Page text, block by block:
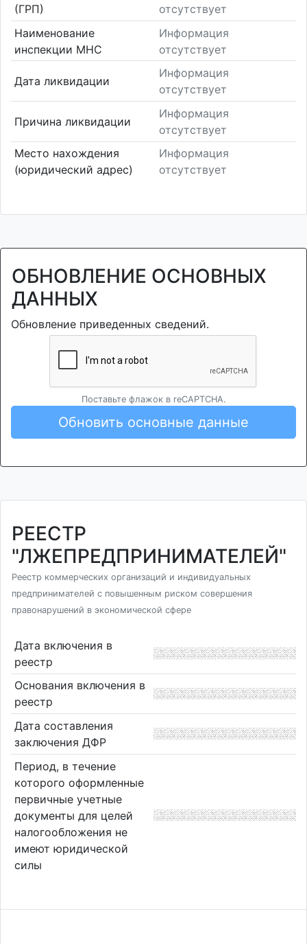
(ГРП)
отсутствует
Наименование
инспекции МНС
Информация
отсутствует
Дата ликвидации
Информация
отсутствует
Причина ликвидации
Информация
отсутствует
Место нахождения
(юридический адрес)
Информация
отсутствует
ОБНОВЛЕНИЕ ОСНОВНЫХ
ДАННЫХ
Обновление приведенных сведений.
Поставьте флажок в reCAPTCHA.
Обновить основные данные
РЕЕСТР
"ЛЖЕПРЕДПРИНИМАТЕЛЕЙ"
Реестр коммерческих организаций и индивидуальных
предпринимателей с повышенным риском совершения
правонарушений в экономической сфере
Дата включения в
реестр
Основания включения в
реестр
Дата составления
заключения ДФР
Период, в течение
которого оформленные
первичные учетные
документы для целей
налогообложения не
имеют юридической
силы